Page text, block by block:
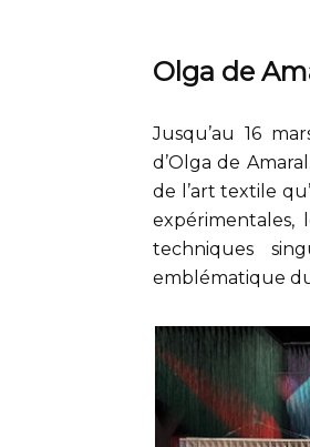
Olga de
Jusqu’au 16
d’Olga de
de l’art textile
techniques
emblématique